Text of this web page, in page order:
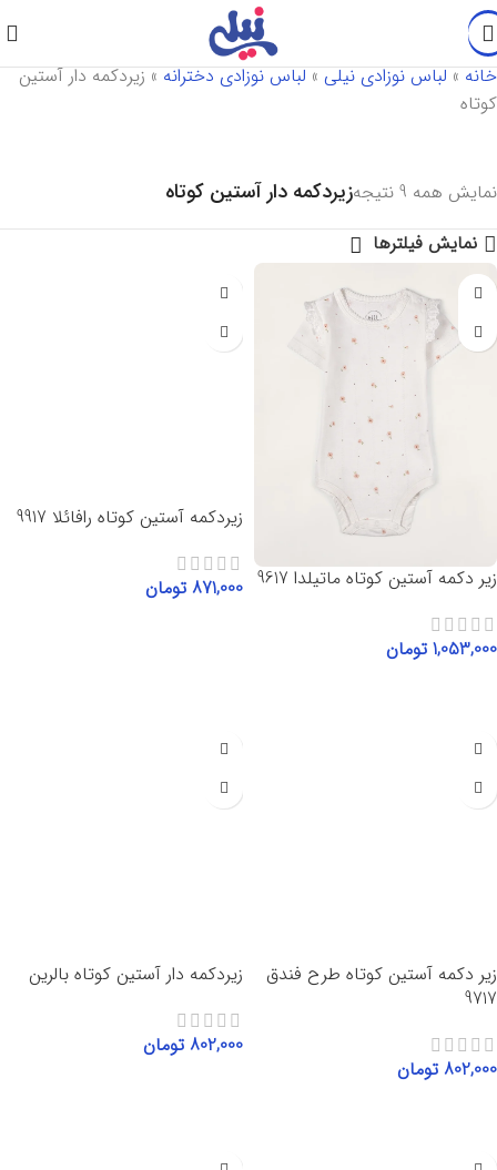
خانه»لباس نوزادی نیلی»لباس نوزادی دخترانه»زیردکمه دار آستین
کوتاه
نمایش همه 9 نتیجه زیردکمه دار آستین کوتاه
نمایش فیلترها
زیر دکمه آستین کوتاه ماتیلدا 9617
1,053,000 تومان
زیردکمه آستین کوتاه رافائلا 9917
871,000 تومان
زیر دکمه آستین کوتاه طرح فندق
9717
802,000 تومان
زیردکمه دار آستین کوتاه بالرین
802,000 تومان